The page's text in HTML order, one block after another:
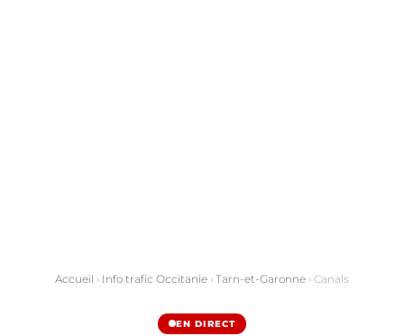
Accueil › Info trafic Occitanie › Tarn-et-Garonne › Canals
EN DIRECT